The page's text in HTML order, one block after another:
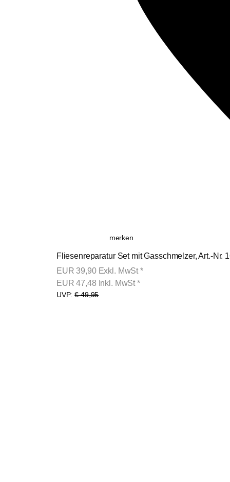
merken
Fliesenreparatur Set mit Gasschmelzer, Art.-Nr.
EUR39,90 Exkl. MwSt *
EUR47,48 Inkl. MwSt *
UVP:€ 49,95